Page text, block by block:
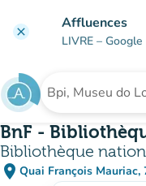
clear Affluences
LIVRE –
Procura uma
BnF -
Bibliothèque
place Quai François Mauriac,